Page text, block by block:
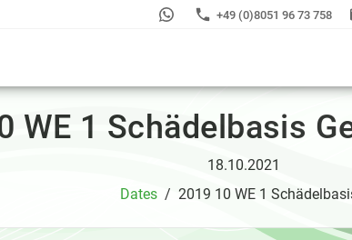
+49 (0)8051 96 73 758
WE 1 Schädelbasis
18.10.2021
Dates / 2019 10 WE 1